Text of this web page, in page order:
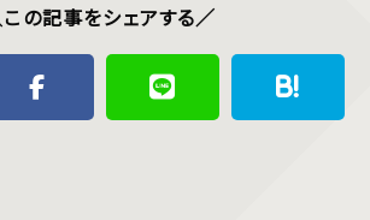
の記事をシェアする／